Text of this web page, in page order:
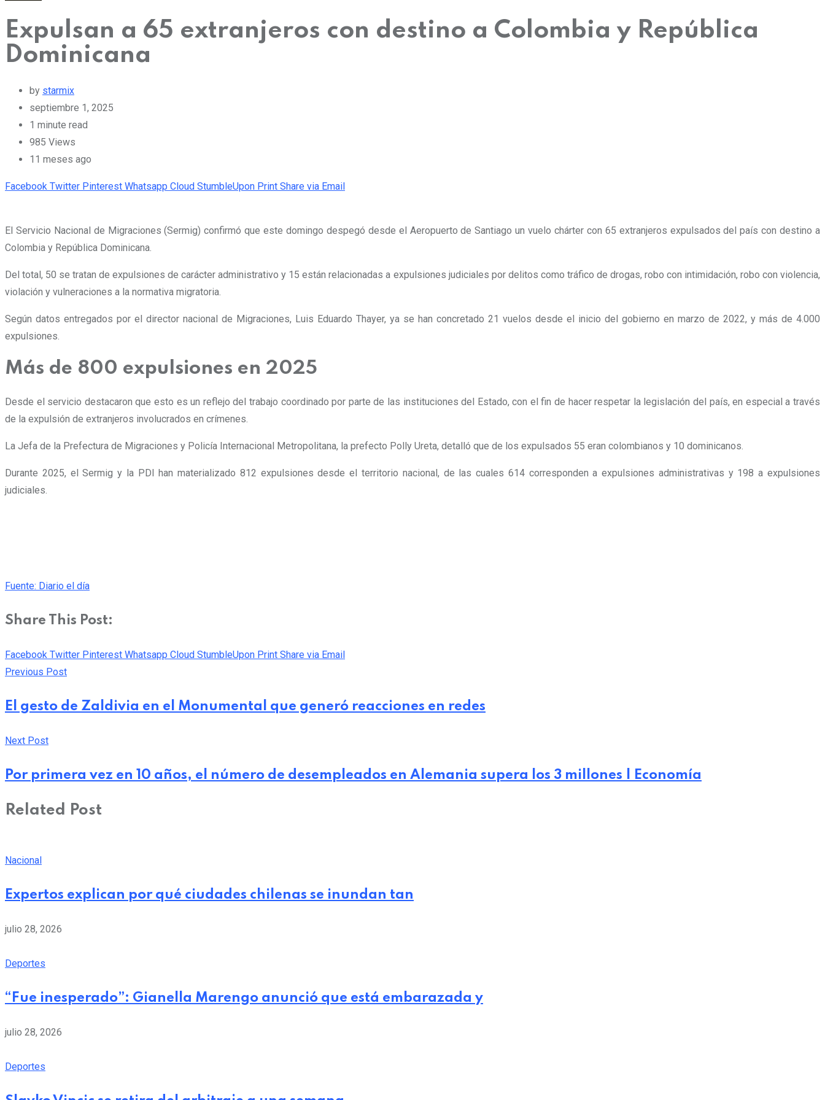
Expulsan a 65 extranjeros con destino a Colombia y República
Dominicana
by starmix
septiembre 1, 2025
1 minute read
985 Views
11 meses ago
Facebook Twitter Pinterest Whatsapp Cloud StumbleUpon Print Share via Email
El Servicio Nacional de Migraciones (Sermig) confirmó que este domingo despegó desde el Aeropuerto de Santiago un vuelo chárter con 65 extranjeros expulsados del país con destino a
Colombia y República Dominicana.
Del total, 50 se tratan de expulsiones de carácter administrativo y 15 están relacionadas a expulsiones judiciales por delitos como tráfico de drogas, robo con intimidación, robo con violencia,
violación y vulneraciones a la normativa migratoria
Según datos entregados por el director nacional de Migraciones, Luis Eduardo Thayer, ya se han concretado 21 vuelos desde el inicio del gobierno en marzo de 2022, y más de 4.000
expulsiones.
Más de 800 expulsiones en 2025
Desde el servicio destacaron que esto es un reflejo del trabajo coordinado por parte de las instituciones del Estado, con el fin de hacer respetar la legislación del país, en especial a través
de la expulsión de extranjeros involucrados en crímenes.
La Jefa de la Prefectura de Migraciones y Policía Internacional Metropolitana, la prefecto Polly Ureta, detalló que de los expulsados 55 eran colombianos y 10 dominicanos.
Durante 2025, el Sermig y la PDI han materializado 812 expulsiones desde el territorio nacional, de las cuales 614 corresponden a expulsiones administrativas y 198 a expulsiones
judiciales.
Fuente: Diario el día
Share This Post:
Facebook Twitter Pinterest Whatsapp Cloud StumbleUpon Print Share via Email
Previous Post
El gesto de Zaldivia en el Monumental que generó reacciones en redes
Next Post
Por primera vez en 10 años, el número de desempleados en Alemania supera los 3 millones | Economía
Related Post
Nacional
Expertos explican por qué ciudades chilenas se inundan tan
julio 28, 2026
Deportes
“Fue inesperado”: Gianella Marengo anunció que está embarazada y
julio 28, 2026
Deportes